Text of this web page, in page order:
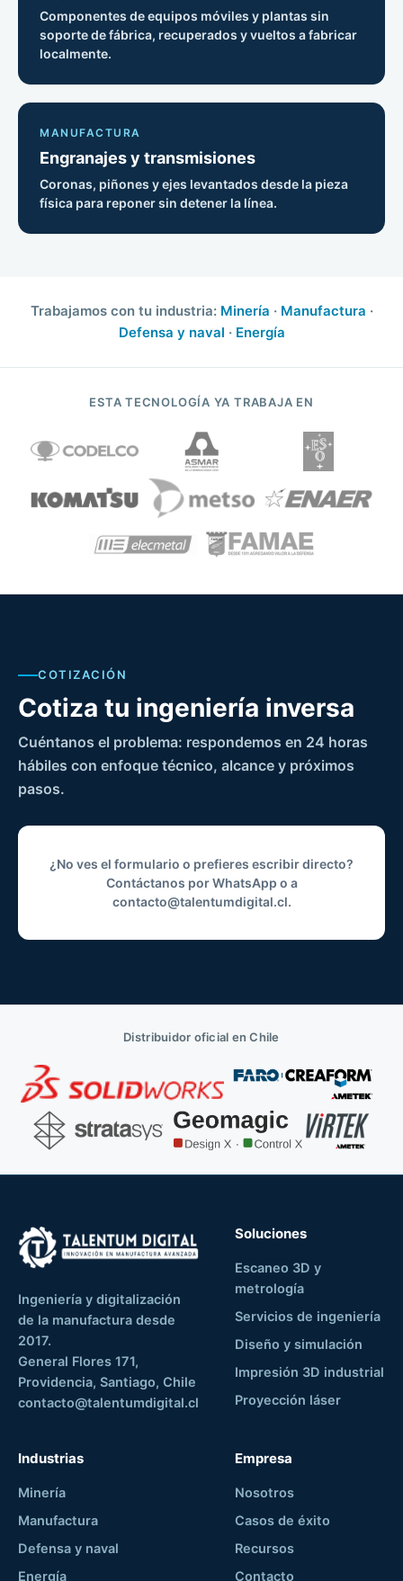
Componentes de equipos móviles y plantas sin
soporte de fábrica, recuperados y vueltos a fabricar
localmente.
MANUFACTURA
Engranajes y transmisiones
Coronas, piñones y ejes levantados desde la pieza
física para reponer sin detener la línea.
Trabajamos con tu industria: Minería · Manufactura ·
Defensa y naval · Energía
ESTA TECNOLOGÍA YA TRABAJA EN
COTIZACIÓN
Cotiza tu ingeniería inversa
Cuéntanos el problema: respondemos en 24 horas
hábiles con enfoque técnico, alcance y próximos
pasos.
¿No ves el formulario o prefieres escribir directo?
Contáctanos porWhatsApp o a
contacto@talentumdigital.cl.
Distribuidor oficial en Chile
Ingeniería y digitalización
de la manufactura desde
2017.
General Flores 171,
Providencia, Santiago, Chile
contacto@talentumdigital.cl
Soluciones
Escaneo 3D y
metrología
Servicios de ingeniería
Diseño y simulación
Impresión 3D industrial
Proyección láser
Industrias
Minería
Manufactura
Defensa y naval
Energía
Empresa
Nosotros
Casos de éxito
Recursos
Contacto